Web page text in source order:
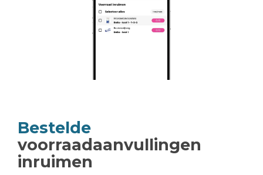
Bestelde
voorraadaanvullingen
inruimen